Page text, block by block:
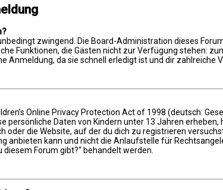
zwingend. Die Board-Administration dieses
Funktionen, die Gästen nicht zur Verfügung stehen:
Anmeldung, da sie schnell erledigt ist und dir zahlreiche
Online Privacy Protection Act of 1998 (deutsch:
persönliche Daten von Kindern unter 13 Jahren
oder die Website, auf der du dich zu registrieren
anbieten kann und nicht die Anlaufstelle für
Forum gibt?“ behandelt werden.